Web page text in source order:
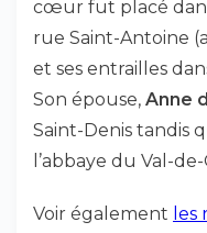
cœur fut placé
rue Saint-Antoine
et ses entrailles
Son épouse, Anne
Saint-Denis tandis
l’abbaye du Val-
Voir également les